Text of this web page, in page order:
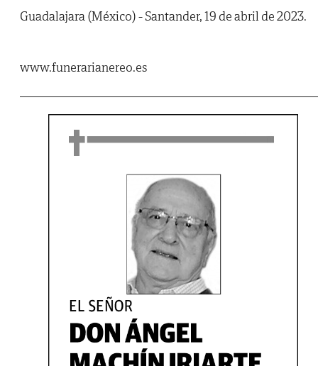
Guadalajara (México) - Santander, 19 de abril de 2023.
www.funerarianereo.es